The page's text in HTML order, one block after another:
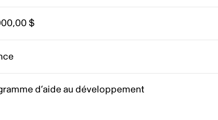
$
d’aide au développement